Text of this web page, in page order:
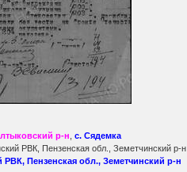
р-н с. Сядемка
РВК, Пензенская обл., Земетчинский р-н
РВК, Пензенская обл., Земетчинский р-н